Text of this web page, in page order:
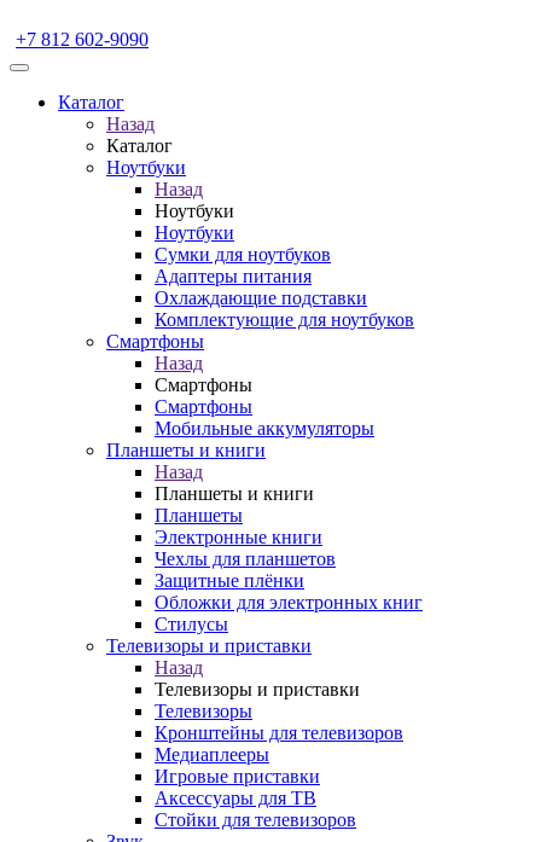
+7 812 602-9090
Каталог
Назад
Каталог
Ноутбуки
Назад
Ноутбуки
Ноутбуки
Сумки для ноутбуков
Адаптеры питания
Охлаждающие подставки
Комплектующие для ноутбуков
Смартфоны
Назад
Смартфоны
Смартфоны
Мобильные аккумуляторы
Планшеты и книги
Назад
Планшеты и книги
Планшеты
Электронные книги
Чехлы для планшетов
Защитные плёнки
Обложки для электронных книг
Стилусы
Телевизоры и приставки
Назад
Телевизоры и приставки
Телевизоры
Кронштейны для телевизоров
Медиаплееры
Игровые приставки
Аксессуары для ТВ
Стойки для телевизоров